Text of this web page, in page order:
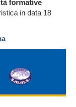
formative
in data 18